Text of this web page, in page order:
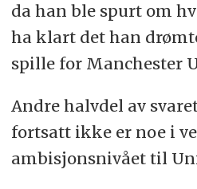
da han ble spurt om
ha klart det han
spille for Manchester
Andre halvdel av
fortsatt ikke er noe i
ambisjonsnivået til